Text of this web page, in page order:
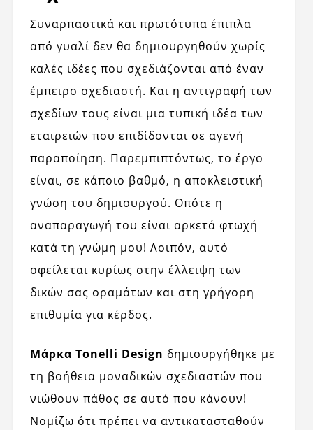
Συναρπαστικά και πρωτότυπα έπιπλα
από γυαλί δεν θα δημιουργηθούν χωρίς
καλές ιδέες που σχεδιάζονται από έναν
έμπειρο σχεδιαστή. Και η αντιγραφή των
σχεδίων τους είναι μια τυπική ιδέα των
εταιρειών που επιδίδονται σε αγενή
παραποίηση. Παρεμπιπτόντως, το έργο
είναι, σε κάποιο βαθμό, η αποκλειστική
γνώση του δημιουργού. Οπότε η
αναπαραγωγή του είναι αρκετά φτωχή
κατά τη γνώμη μου! Λοιπόν, αυτό
οφείλεται κυρίως στην έλλειψη των
δικών σας οραμάτων και στη γρήγορη
επιθυμία για κέρδος.
Μάρκα Tonelli Design δημιουργήθηκε με
τη βοήθεια μοναδικών σχεδιαστών που
νιώθουν πάθος σε αυτό που κάνουν!
Νομίζω ότι πρέπει να αντικατασταθούν